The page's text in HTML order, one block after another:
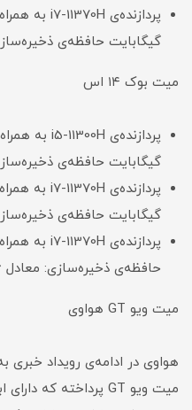
گیگابایت حافظه‌ی ذخیره‌سازی:
میت بوک ۱۴ اس
گیگابایت حافظه‌ی ذخیره‌سازی:
گیگابایت حافظه‌ی ذخیره‌سازی:
حافظه‌ی ذخیره‌سازی: معادل ۱۳۹۶ دلار
میت ویو GT هواوی
هواوی در ادامه‌ی رویداد خبری